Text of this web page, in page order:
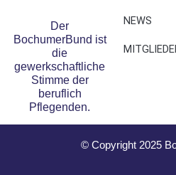
Der
BochumerBund ist
die
gewerkschaftliche
Stimme der
beruflich
Pflegenden.
NEWS
© Copyright 2025